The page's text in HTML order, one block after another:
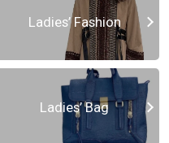
Ladies’ Fashion
Ladies’ Bag